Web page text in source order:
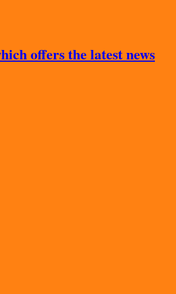
offers the latest news